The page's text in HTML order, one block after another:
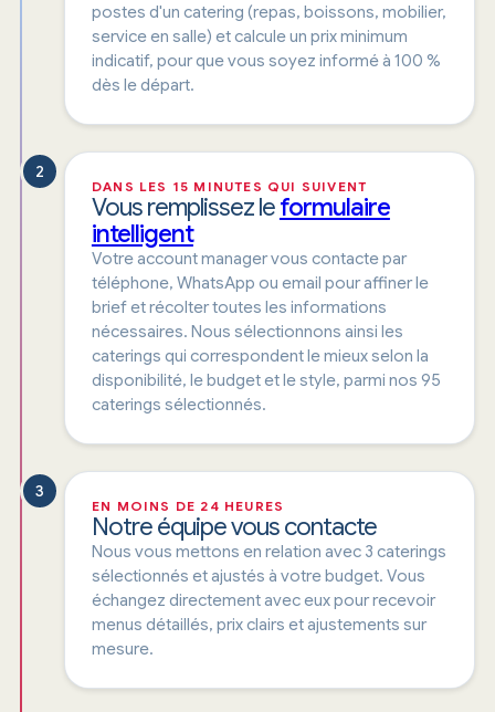
postes d'un catering (repas, boissons, mobilier,
service en salle) et calcule un prix minimum
indicatif, pour que vous soyez informé à 100 %
dès le départ.
2
DANS LES 15 MINUTES QUI SUIVENT
Vous remplissez leformulaire
intelligent
Votre account manager vous contacte par
téléphone, WhatsApp ou email pour affiner le
brief et récolter toutes les informations
nécessaires. Nous sélectionnons ainsi les
caterings qui correspondent le mieux selon la
disponibilité, le budget et le style, parmi nos 95
caterings sélectionnés.
3
EN MOINS DE 24 HEURES
Notre équipe vous contacte
Nous vous mettons en relation avec 3 caterings
sélectionnés et ajustés à votre budget. Vous
échangez directement avec eux pour recevoir
menus détaillés, prix clairs et ajustements sur
mesure.